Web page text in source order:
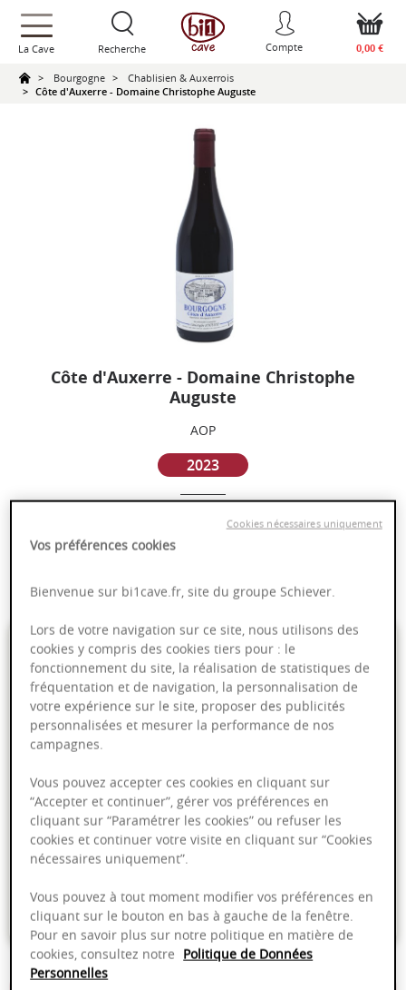
text.skipToContent
text.skipToNavigation
La Cave Recherche Compte 0,00 €
Bourgogne
Chablisien & Auxerrois
Côte d'Auxerre - Domaine Christophe Auguste
Côte d'Auxerre - Domaine Christophe
Auguste
AOP
2023
Puissant
7,95 €
75cl- soit10,60 €/ L
Ajouter au panier
Livraison offerte dans nos points de vente
Paiement sécurisé
Vos préférences cookies
Bienvenue sur bi1cave.fr, site du groupe Schiever.
Lors de votre navigation sur ce site, nous utilisons des
cookies y compris des cookies tiers pour : le
fonctionnement du site, la réalisation de statistiques de
fréquentation et de navigation, la personnalisation de
votre expérience sur le site, proposer des publicités
personnalisées et mesurer la performance de nos
campagnes.
Vous pouvez accepter ces cookies en cliquant sur
“Accepter et continuer”, gérer vos préférences en
cliquant sur “Paramétrer les cookies” ou refuser les
cookies et continuer votre visite en cliquant sur “Cookies
nécessaires uniquement”.
Vous pouvez à tout moment modifier vos préférences en
cliquant sur le bouton en bas à gauche de la fenêtre.
Pour en savoir plus sur notre politique en matière de
cookies, consultez notre Politique de Données
Personnelles
Cookies nécessaires uniquement